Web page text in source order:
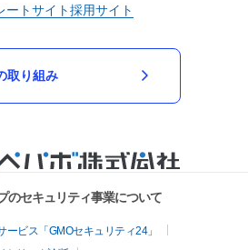
ートサイト採用サイト
取り組み
のセキュリティ事業について
ビス「GMOセキュリティ24」